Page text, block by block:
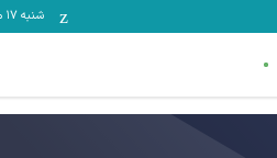
شنبه ۱۷ مرداد